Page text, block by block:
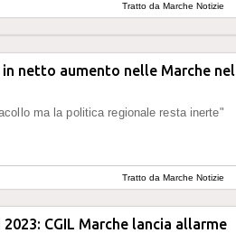
Tratto da Marche Notizie
netto aumento nelle Marche nel
ma la politica regionale resta inerte"
Tratto da Marche Notizie
CGIL Marche lancia allarme